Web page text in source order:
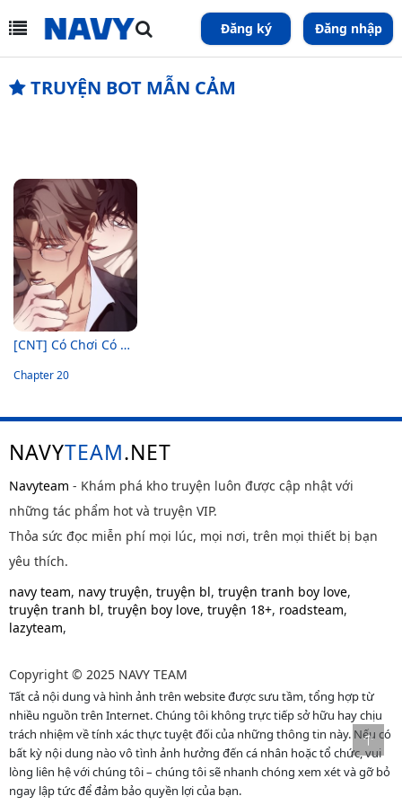
Đăng ký Đăng nhập
TRUYỆN BOT MẪN CẢM
[CNT] Có Chơi Có Chịu
Chapter 20
NAVYTEAM.NET
Navyteam - Khám phá kho truyện luôn được cập nhật với
những tác phẩm hot và truyện VIP.
Thỏa sức đọc miễn phí mọi lúc, mọi nơi, trên mọi thiết bị bạn
yêu thích.
navy team, navy truyện, truyện bl, truyện tranh boy love,
truyện tranh bl, truyện boy love, truyện 18+, roadsteam,
lazyteam,
Copyright © 2025 NAVY TEAM
Tất cả nội dung và hình ảnh trên website được sưu tầm, tổng hợp từ
nhiều nguồn trên Internet. Chúng tôi không trực tiếp sở hữu hay chịu
trách nhiệm về tính xác thực tuyệt đối của những thông tin này. Nếu có
bất kỳ nội dung nào vô tình ảnh hưởng đến cá nhân hoặc tổ chức, vui
lòng liên hệ với chúng tôi – chúng tôi sẽ nhanh chóng xem xét và gỡ bỏ
ngay lập tức để đảm bảo quyền lợi của bạn.